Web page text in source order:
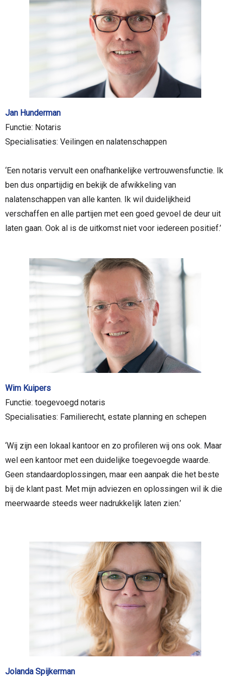
Jan Hunderman
Functie: Notaris
Specialisaties: Veilingen en nalatenschappen
‘Een notaris vervult een onafhankelijke vertrouwensfunctie. Ik
ben dus onpartijdig en bekijk de afwikkeling van
nalatenschappen van alle kanten. Ik wil duidelijkheid
verschaffen en alle partijen met een goed gevoel de deur uit
laten gaan. Ook al is de uitkomst niet voor iedereen positief.’
Wim Kuipers
Functie: toegevoegd notaris
Specialisaties: Familierecht, estate planning en schepen
‘Wij zijn een lokaal kantoor en zo profileren wij ons ook. Maar
wel een kantoor met een duidelijke toegevoegde waarde.
Geen standaardoplossingen, maar een aanpak die het beste
bij de klant past. Met mijn adviezen en oplossingen wil ik die
meerwaarde steeds weer nadrukkelijk laten zien.’
Jolanda Spijkerman